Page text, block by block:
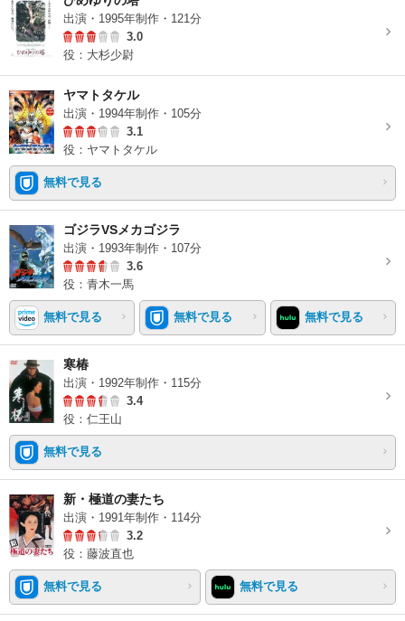
出演・1995年制作・121分
3.0
役：大杉少尉
ヤマトタケル
出演・1994年制作・105分
3.1
役：ヤマトタケル
無料で見る
ゴジラVSメカゴジラ
出演・1993年制作・107分
3.6
役：青木一馬
無料で見る 無料で見る 無料で見る
寒椿
出演・1992年制作・115分
3.4
役：仁王山
無料で見る
新・極道の妻たち
出演・1991年制作・114分
3.2
役：藤波直也
無料で見る 無料で見る